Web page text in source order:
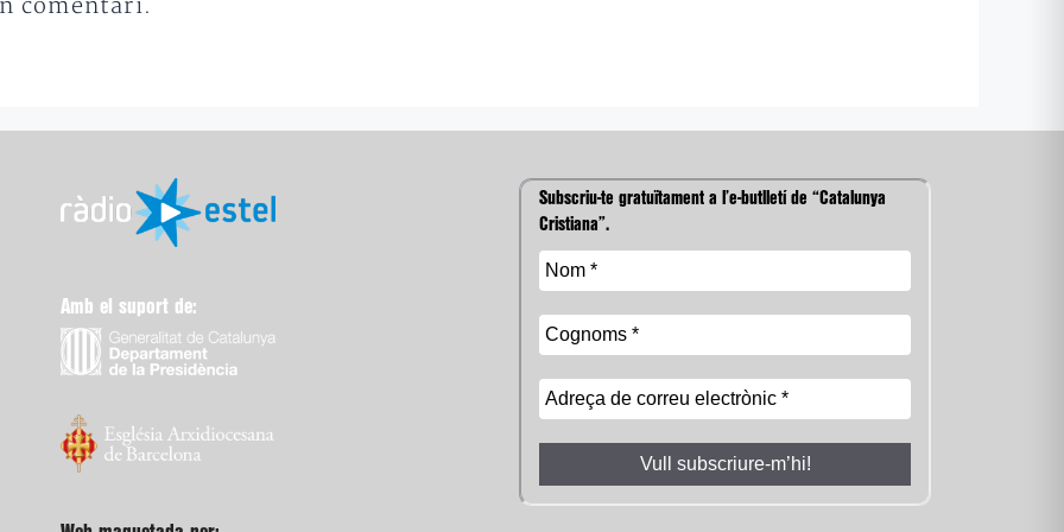
comentari.
Amb el suport de:
Subscriu-te gratuïtament a l’e-butlletí de “Catalunya
Cristiana”.